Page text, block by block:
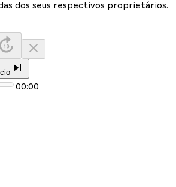
dos seus respectivos proprietários.
00:00